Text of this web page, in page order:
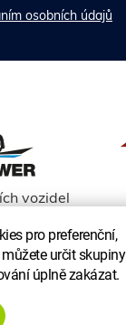
pro preferenční,
určit skupiny
úplně zakázat.
osobních údajů
vozidel